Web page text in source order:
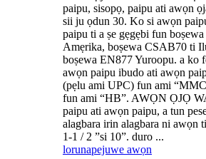
paipu, sisopọ, paipu ati awọn
sii ju ọdun 30. Ko si awọn
paipu ti a ṣe gẹgẹbi fun
Amẹrika, boṣewa CSAB70 ti
boṣewa EN877 Yuroopu. a ko
awọn paipu ibudo ati awọn
(pẹlu ami UPC) fun ami
fun ami “HB”. AWỌN ỌJỌ
paipu ati awọn paipu, a tun
alagbara irin alagbara ni awọn
1-1 / 2 ”si 10”. duro ...
lorunapejuwe awọn